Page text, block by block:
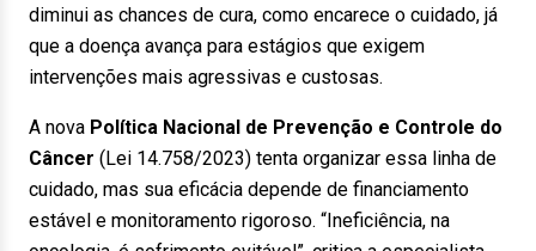
diminui as chances de cura, como encarece o cuidado, já
que a doença avança para estágios que exigem
intervenções mais agressivas e custosas.
A nova Política Nacional de Prevenção e Controle do
Câncer (Lei 14.758/2023) tenta organizar essa linha de
cuidado, mas sua eficácia depende de financiamento
estável e monitoramento rigoroso. “Ineficiência, na